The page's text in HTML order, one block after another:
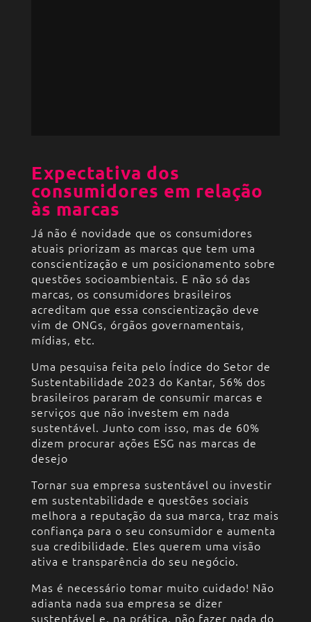
Expectativa dos
consumidores em relação
às marcas
Já não é novidade que os consumidores
atuais priorizam as marcas que tem uma
conscientização e um posicionamento sobre
questões socioambientais. E não só das
marcas, os consumidores brasileiros
acreditam que essa conscientização deve
vim de ONGs, órgãos governamentais,
mídias, etc.
Uma pesquisa feita pelo Índice do Setor de
Sustentabilidade 2023 do Kantar, 56% dos
brasileiros pararam de consumir marcas e
serviços que não investem em nada
sustentável. Junto com isso, mas de 60%
dizem procurar ações ESG nas marcas de
desejo
Tornar sua empresa sustentável ou investir
em sustentabilidade e questões sociais
melhora a reputação da sua marca, traz mais
confiança para o seu consumidor e aumenta
sua credibilidade. Eles querem uma visão
ativa e transparência do seu negócio.
Mas é necessário tomar muito cuidado! Não
adianta nada sua empresa se dizer
sustentável e, na prática, não fazer nada do